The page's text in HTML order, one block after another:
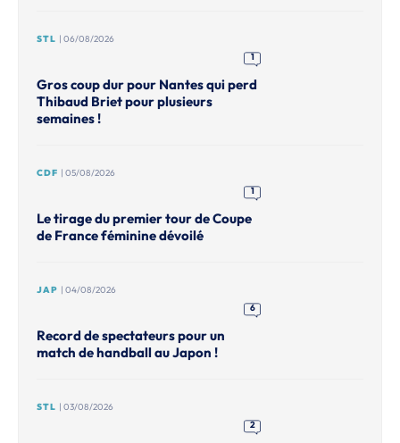
STL | 06/08/2026
1
Gros coup dur pour Nantes qui perd
Thibaud Briet pour plusieurs
semaines !
CDF | 05/08/2026
1
Le tirage du premier tour de Coupe
de France féminine dévoilé
JAP | 04/08/2026
6
Record de spectateurs pour un
match de handball au Japon !
STL | 03/08/2026
2